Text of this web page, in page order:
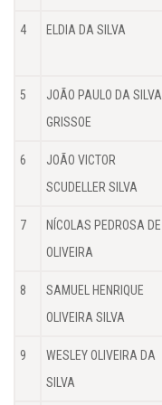
4 ELDIA DA SILVA
5
JOÃO PAULO DA SILVA
GRISSOE
6
JOÃO VICTOR
SCUDELLER SILVA
7
NÍCOLAS PEDROSA DE
OLIVEIRA
8
SAMUEL HENRIQUE
OLIVEIRA SILVA
9
WESLEY OLIVEIRA DA
SILVA